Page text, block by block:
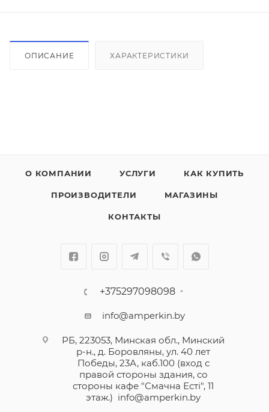
ОПИСАНИЕ ХАРАКТЕРИСТИКИ
О КОМПАНИИ УСЛУГИ КАК КУПИТЬ
ПРОИЗВОДИТЕЛИ МАГАЗИНЫ
КОНТАКТЫ
+375297098098
info@amperkin.by
РБ, 223053, Минская обл., Минский
р-н., д. Боровляны, ул. 40 лет
Победы, 23А, каб.100 (вход с
правой стороны здания, со
стороны кафе "Смачна Естi", 11
этаж.) info@amperkin.by